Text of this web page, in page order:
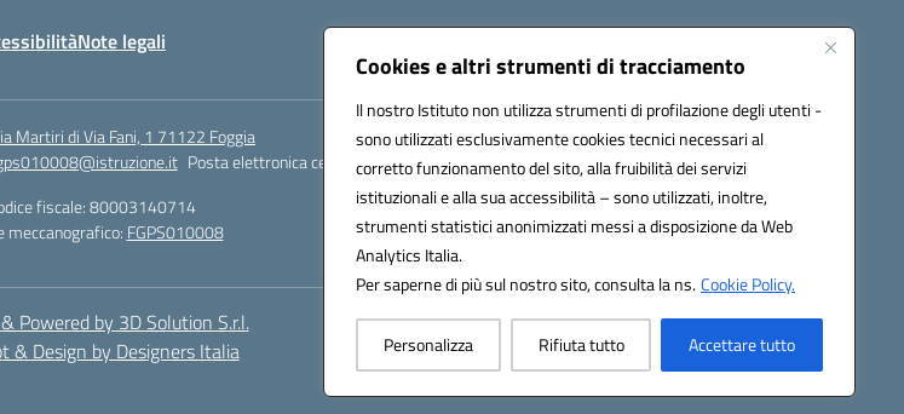
Cookies e altri strumenti di tracciamento
Il nostro Istituto non utilizza strumenti di profilazione degli utenti -
sono utilizzati esclusivamente cookies tecnici necessari al
corretto funzionamento del sito, alla fruibilità dei servizi
istituzionali e alla sua accessibilità – sono utilizzati, inoltre,
strumenti statistici anonimizzati messi a disposizione da Web
Analytics Italia.
Per saperne di più sul nostro sito, consulta la ns.Cookie Policy.
Personalizza Rifiuta tutto Accettare tutto
Note legali Seguici su:
Martiri di Via Fani, 1 71122 Foggia
Posta elettronica certificata (PEC):fgps010008@pec.istruzione.it
fiscale: 80003140714
meccanografico: FGPS010008
Powered by 3D Solution S.r.l.
& Design by Designers Italia